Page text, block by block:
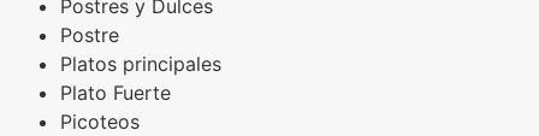
Postres y Dulces
Postre
Platos principales
Plato Fuerte
Picoteos